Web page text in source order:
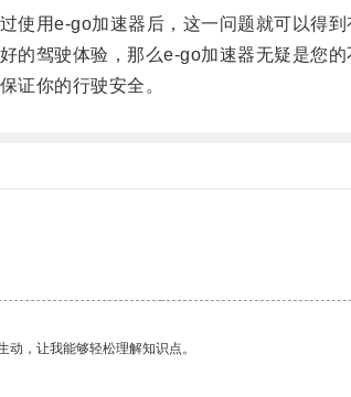
用e-go加速器后，这一问题就可以得到
驾驶体验，那么e-go加速器无疑是您的
你的行驶安全。
，让我能够轻松理解知识点。